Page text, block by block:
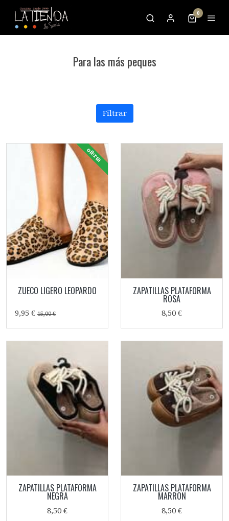
0
Para las más peques
Filtrar
ZUECO LIGERO LEOPARDO
9,95 € 15,00 €
oferta
ZAPATILLAS PLATAFORMA
ROSA
8,50 €
ZAPATILLAS PLATAFORMA
NEGRA
8,50 €
ZAPATILLAS PLATAFORMA
MARRON
8,50 €